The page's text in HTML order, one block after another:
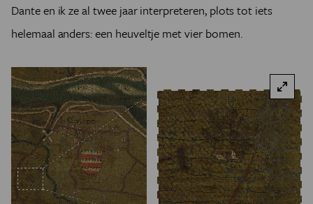
Dante en ik ze al twee jaar interpreteren, plots tot iets
helemaal anders: een heuveltje met vier bomen.